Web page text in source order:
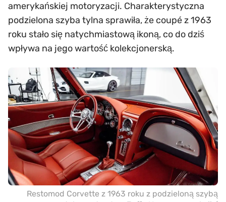
amerykańskiej motoryzacji. Charakterystyczna
podzielona szyba tylna sprawiła, że coupé z 1963
roku stało się natychmiastową ikoną, co do dziś
wpływa na jego wartość kolekcjonerską.
Restomod Corvette z 1963 roku z podzieloną szybą